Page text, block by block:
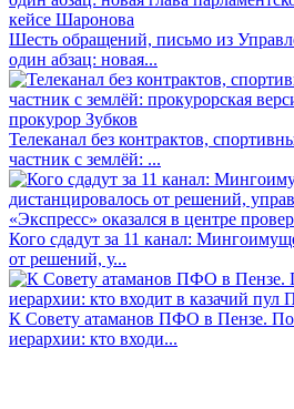
Шесть обращений, письмо из
один абзац: новая...
Телеканал без контрактов,
частник с землёй: ...
Кого сдадут за 11 канал:
от решений, у...
К Совету атаманов ПФО в Пензе.
иерархии: кто входи...